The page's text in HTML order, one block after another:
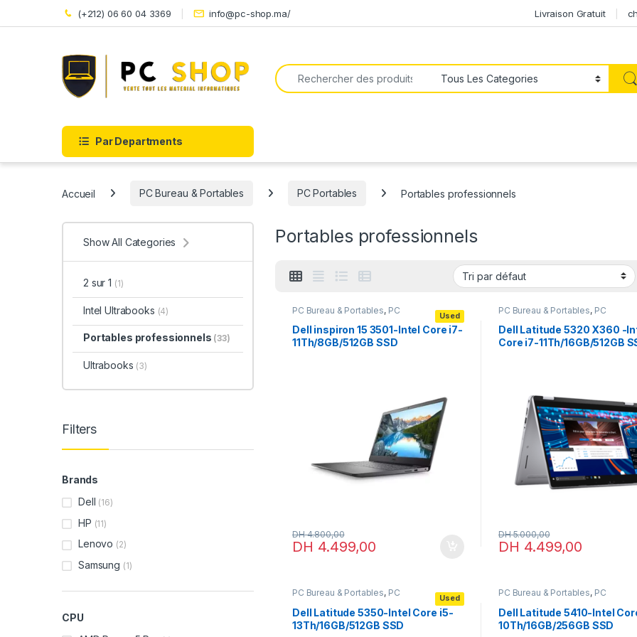
Skip to navigation
Skip to content (+212) 06 60 04 3369 info@pc-shop.ma/ Livraison Gratuit
Search for:
Par Departments
Accueil PC Bureau & Portables PC Portables Portables professionnels
Portables professionnels
Used
PC Bureau & Portables, PC
professionnels
Dell inspiron 15 3501-Intel Core i7-
11Th/8GB/512GB SSD
DH 4.499,00
DH4.800,00
PC Bureau & Portables, PC
professionnels
Dell Latitude 5320 X360 -
Core i7-11Th/16GB/512GB
DH 4.499,00
DH5.000,00
Used
PC Bureau & Portables, PC
professionnels
Dell Latitude 5350-Intel Core i5-
13Th/16GB/512GB SSD
PC Bureau & Portables, PC
professionnels
Dell Latitude 5410-Intel
10Th/16GB/256GB SSD
Show All Categories
2 sur 1 (1)
Intel Ultrabooks (4)
Portables professionnels (33)
Ultrabooks (3)
Filters
Brands
Dell (16)
HP (11)
Lenovo (2)
Samsung (1)
CPU